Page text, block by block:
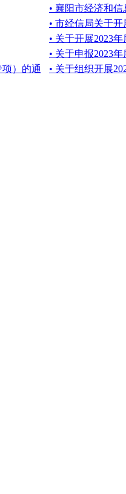
• 襄阳市经济和
• 市经信局关于
• 关于开展2023
• 关于申报2023
）的通
• 关于组织开展